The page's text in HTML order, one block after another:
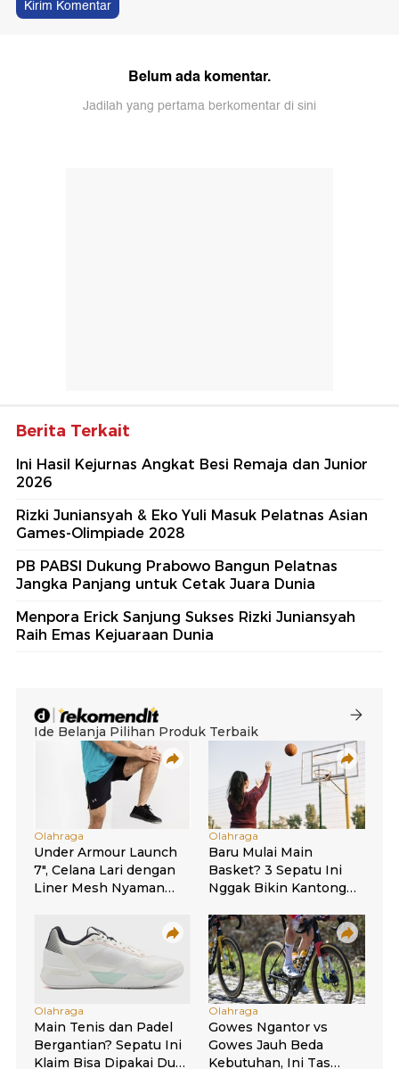
Kirim Komentar
Belum ada komentar.
Jadilah yang pertama berkomentar di sini
Berita Terkait
Ini Hasil Kejurnas Angkat Besi Remaja dan Junior
2026
Rizki Juniansyah & Eko Yuli Masuk Pelatnas Asian
Games-Olimpiade 2028
PB PABSI Dukung Prabowo Bangun Pelatnas
Jangka Panjang untuk Cetak Juara Dunia
Menpora Erick Sanjung Sukses Rizki Juniansyah
Raih Emas Kejuaraan Dunia